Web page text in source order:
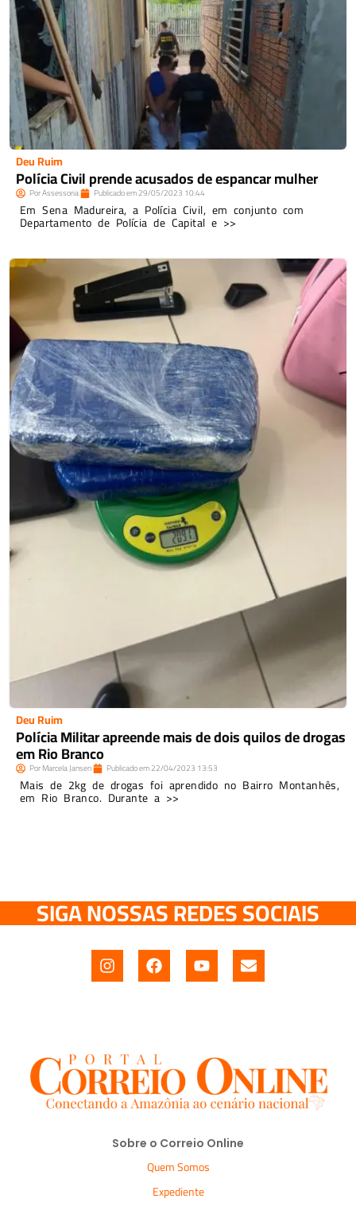
Deu Ruim
Polícia Civil prende acusados de espancar mulher
PorAssessoria Publicado em29/05/2023 10:44
Em Sena Madureira, a Polícia Civil, em conjunto com
Departamento de Polícia de Capital e >>
Deu Ruim
Polícia Militar apreende mais de dois quilos de drogas
em Rio Branco
PorMarcela Jansen Publicado em22/04/2023 13:53
Mais de 2kg de drogas foi aprendido no Bairro Montanhês,
em Rio Branco. Durante a >>
SIGA NOSSAS REDES SOCIAIS
Sobre o Correio Online
Quem Somos
Expediente